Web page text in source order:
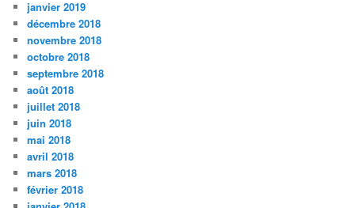
janvier 2019
décembre 2018
novembre 2018
octobre 2018
septembre 2018
août 2018
juillet 2018
juin 2018
mai 2018
avril 2018
mars 2018
février 2018